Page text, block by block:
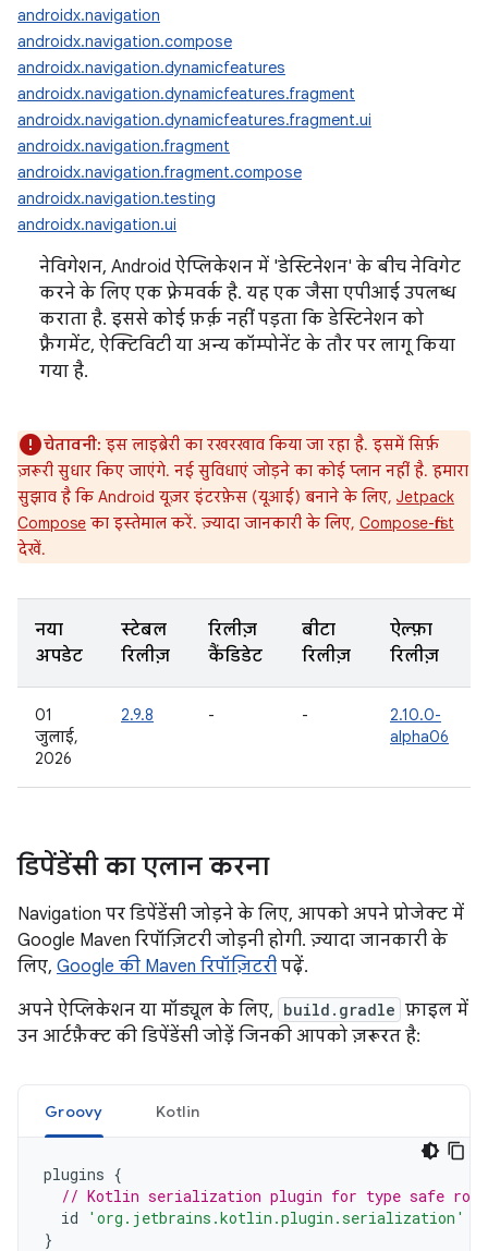
androidx.navigation
androidx.navigation.compose
androidx.navigation.dynamicfeatures
androidx.navigation.dynamicfeatures.fragment
androidx.navigation.dynamicfeatures.fragment.ui
androidx.navigation.fragment
androidx.navigation.fragment.compose
androidx.navigation.testing
androidx.navigation.ui
नेविगेशन, Android ऐप्लिकेशन में 'डेस्टिनेशन' के बीच नेविगेट
करने के लिए एक फ़्रेमवर्क है. यह एक जैसा एपीआई उपलब्ध
कराता है. इससे कोई फ़र्क़ नहीं पड़ता कि डेस्टिनेशन को
फ़्रैगमेंट, ऐक्टिविटी या अन्य कॉम्पोनेंट के तौर पर लागू किया
गया है.
चेतावनी: इस लाइब्रेरी का रखरखाव किया जा रहा है. इसमें सिर्फ़
ज़रूरी सुधार किए जाएंगे. नई सुविधाएं जोड़ने का कोई प्लान नहीं है. हमारा
सुझाव है कि Android यूज़र इंटरफ़ेस (यूआई) बनाने के लिए, Jetpack
Compose का इस्तेमाल करें. ज़्यादा जानकारी के लिए, Compose-first
देखें.
नया
अपडेट
स्टेबल
रिलीज़
रिलीज़
कैंडिडेट
बीटा
रिलीज़
ऐल्फ़ा
रिलीज़
01
जुलाई,
2026
2.9.8 - -
2.10.0-
alpha06
डिपेंडेंसी का एलान करना
Navigation पर डिपेंडेंसी जोड़ने के लिए, आपको अपने प्रोजेक्ट में
Google Maven रिपॉज़िटरी जोड़नी होगी. ज़्यादा जानकारी के
लिए, Google की Maven रिपॉज़िटरी पढ़ें.
अपने ऐप्लिकेशन या मॉड्यूल के लिए, build.gradle फ़ाइल में
उन आर्टफ़ैक्ट की डिपेंडेंसी जोड़ें जिनकी आपको ज़रूरत है:
Groovy Kotlin
plugins {
// Kotlin serialization plugin for type safe
id
'org.jetbrains.kotlin.plugin.serialization'
}